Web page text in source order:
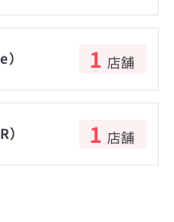
1 店舗
1 店舗